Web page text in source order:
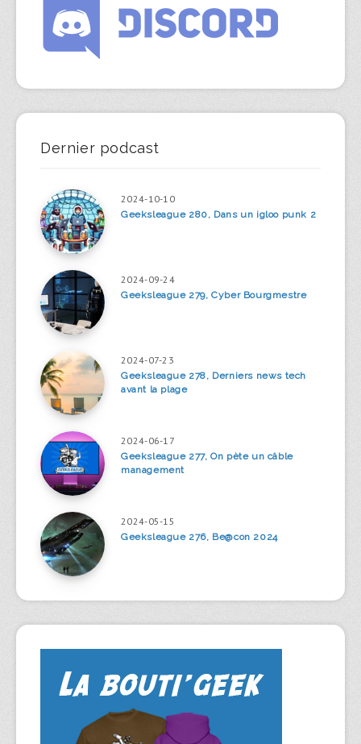
Dernier podcast
2024-10-10
Geeksleague 280, Dans un igloo punk 2
2024-09-24
Geeksleague 279, Cyber Bourgmestre
2024-07-23
Geeksleague 278, Derniers news tech
avant la plage
2024-06-17
Geeksleague 277, On pète un câble
management
2024-05-15
Geeksleague 276, Be@con 2024